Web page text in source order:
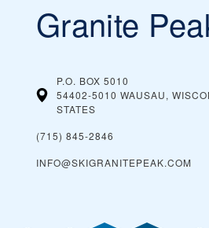
Granite
P.O. BOX 5010
54402-5010 WAUSAU,
STATES
(715) 845-2846
INFO@SKIGRANITEPEAK.COM